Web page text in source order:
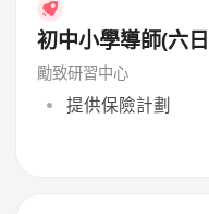
初中小學導師(六
勵致研習中心
提供保險計劃